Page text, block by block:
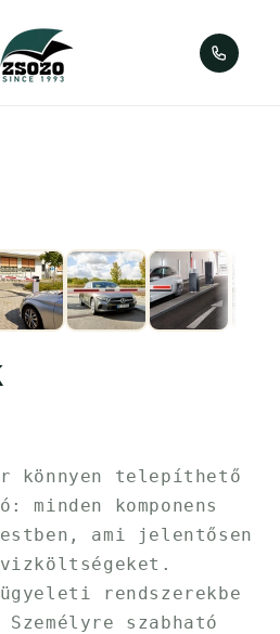
könnyen telepíthető
minden komponens
ami jelentősen
rendszerekbe
szabható